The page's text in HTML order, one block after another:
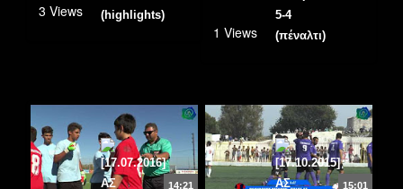
3 Views
1 Views
14:21 15:01